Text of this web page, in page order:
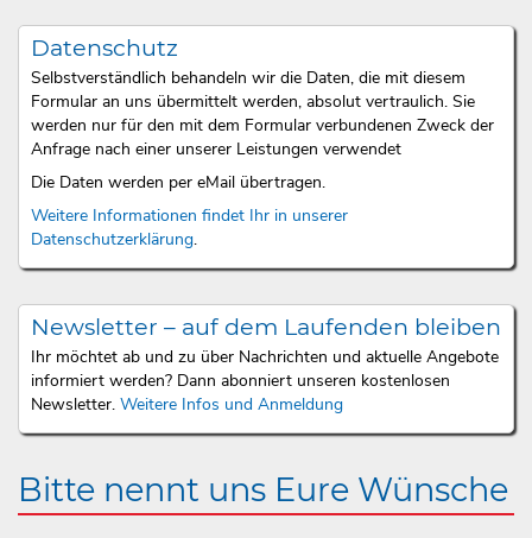
Datenschutz
Selbstverständlich behandeln wir die Daten, die mit diesem
Formular an uns übermittelt werden, absolut vertraulich. Sie
werden nur für den mit dem Formular verbundenen Zweck der
Anfrage nach einer unserer Leistungen verwendet
Die Daten werden per eMail übertragen.
Weitere Informationen findet Ihr in unserer
Datenschutzerklärung.
Newsletter – auf dem Laufenden bleiben
Ihr möchtet ab und zu über Nachrichten und aktuelle Angebote
informiert werden? Dann abonniert unseren kostenlosen
Newsletter. Weitere Infos und Anmeldung
Bitte nennt uns Eure Wünsche